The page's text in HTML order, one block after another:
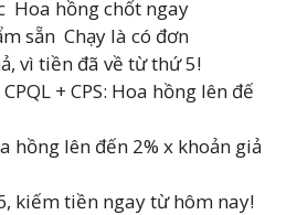
Hoa hồng chốt ngay
sẵn Chạy là có đơn
vì tiền đã về từ thứ 5!
CPQL + CPS: Hoa hồng lên đế
hồng lên đến 2% x khoản giả
kiếm tiền ngay từ hôm nay!